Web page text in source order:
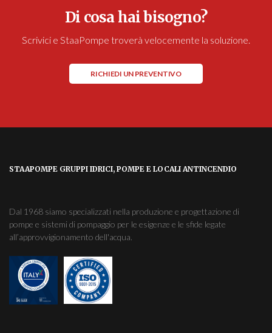
Di cosa hai bisogno?
Scrivici e StaaPompe troverà velocemente la soluzione.
RICHIEDI UN PREVENTIVO
STAAPOMPE GRUPPI IDRICI, POMPE E LOCALI ANTINCENDIO
Dal 1968 siamo specializzati nella produzione e progettazione di
pompe e sistemi di pompaggio per le esigenze e le sfide legate
all’approvvigionamento dell'acqua.